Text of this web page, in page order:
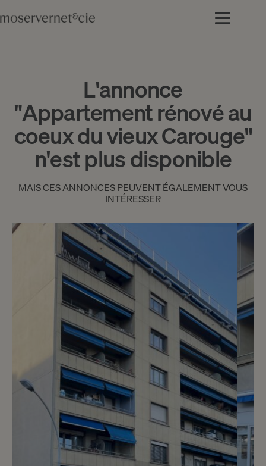
L'annonce
"Appartement rénové au
coeux du vieux Carouge"
n'est plus disponible
MAIS CES ANNONCES PEUVENT ÉGALEMENT VOUS
INTÉRESSER